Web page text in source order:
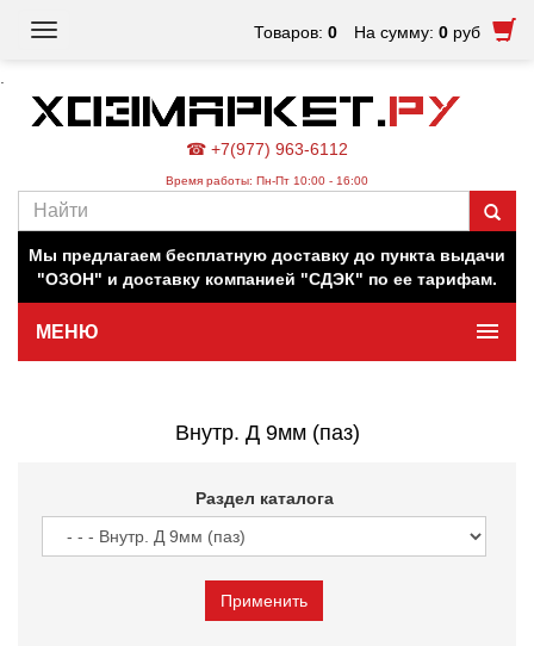
Товаров: 0 На сумму: 0 руб
Toggle
☎ +7(977) 963-6112
Время работы: Пн-Пт 10:00 - 16:00
Наш магазин работает для вас в обычном режиме. Все
Мы предлагаем бесплатную доставку до пункта выдачи
"ОЗОН" и доставку компанией "СДЭК" по ее тарифам.
МЕНЮ
Внутр. Д 9мм (паз)
Раздел каталога